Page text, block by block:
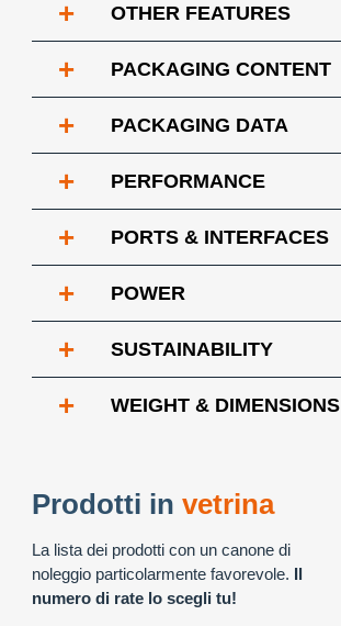
+ OTHER FEATURES
+ PACKAGING CONTENT
+ PACKAGING DATA
+ PERFORMANCE
+ PORTS & INTERFACES
+ POWER
+ SUSTAINABILITY
+ WEIGHT & DIMENSIONS
Prodotti in vetrina
La lista dei prodotti con un canone di
noleggio particolarmente favorevole. Il
numero di rate lo scegli tu!